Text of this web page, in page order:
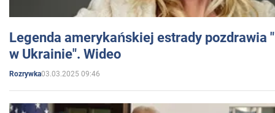
Legenda amerykańskiej estrady pozdrawia
w Ukrainie". Wideo
Rozrywka03.03.2025 09:46